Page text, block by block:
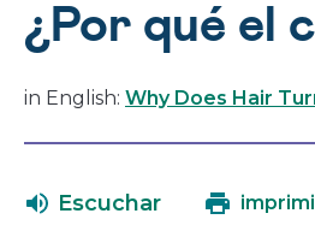
¿Por qué el
in English: Why Does Hair
Escuchar